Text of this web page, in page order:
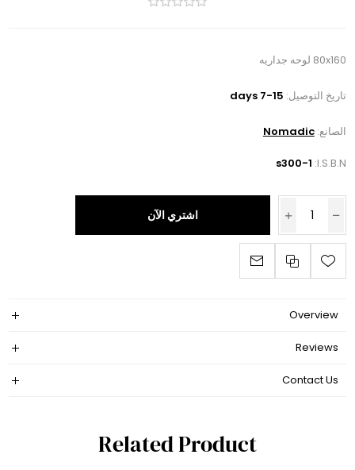
80x160 لوحه جداريه
تاريخ التوصيل: 7-15 days
الصانع: Nomadic
I.S.B.N:
s300-1
اشتري الآن
Overview
Reviews
Contact Us
Related Product